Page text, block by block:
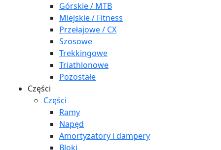
Górskie / MTB
Miejskie / Fitness
Przełajowe / CX
Szosowe
Trekkingowe
Triathlonowe
Pozostałe
Części
Części
Ramy
Napęd
Amortyzatory i dampery
Bloki